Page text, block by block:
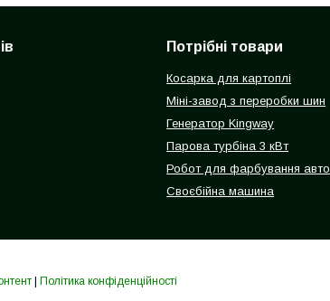
Потрібні товари
Косарка для картоплі
Міні-завод з переробки шин
Генератор Kingway
Парова турбіна 3 кВт
Робот для фарбування авто
Своєбійна машина
| Політика конфіденційності